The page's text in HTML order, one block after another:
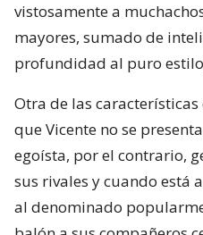
vistosamente a
mayores, sumado de
profundidad al puro estilo
Otra de las
que Vicente no se
egoísta, por el contrario,
sus rivales y cuando está
al denominado